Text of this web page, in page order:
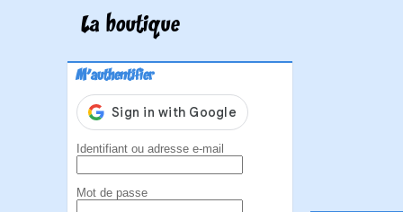
La boutique
M'authentifier
Identifiant ou adresse e-mail
Mot de passe